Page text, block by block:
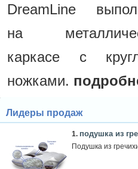
DreamLine
на
каркасе с
ножками.
Лидеры продаж
1. подушка из
Подушка из